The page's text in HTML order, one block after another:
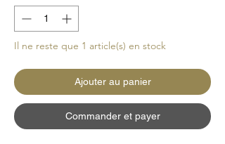
Il ne reste que 1 article(s) en stock
Ajouter au panier
Commander et payer